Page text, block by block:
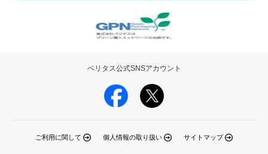
ご利用に関して 個人情報の取り扱い サイトマップ
ベリタス公式SNSアカウント